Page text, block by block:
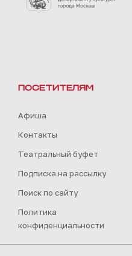
ПОСЕТИТЕЛЯМ
Афиша
Контакты
Театральный буфет
Подписка на рассылку
Поиск по сайту
Политика
конфиденциальности